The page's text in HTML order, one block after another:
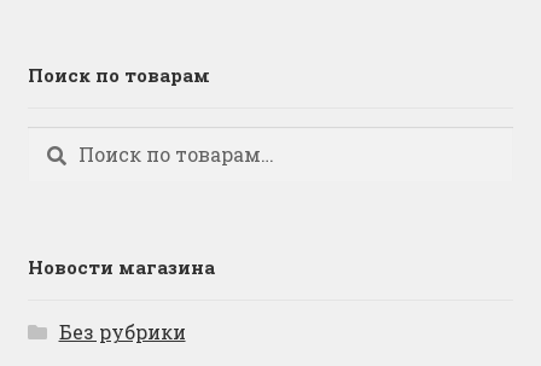
Поиск по товарам
Искать:
Поиск
Новости магазина
Без рубрики